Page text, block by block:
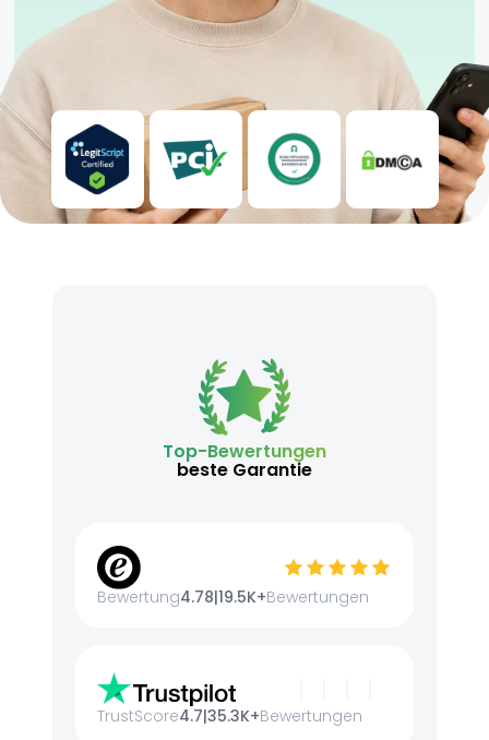
Top-Bewertungen
beste Garantie
Bewertung4.78|19.5K+Bewertungen
TrustScore4.7|35.3K+Bewertungen